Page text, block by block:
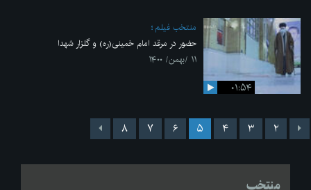
۰۱:۵۴
منتخب فیلم
حضور در مرقد امام خمینی(ره) و گلزار شهدا
۱۱ /بهمن/ ۱۴۰۰
۲ ۳ ۴ ۵ ۶ ۷ ۸
منتخب